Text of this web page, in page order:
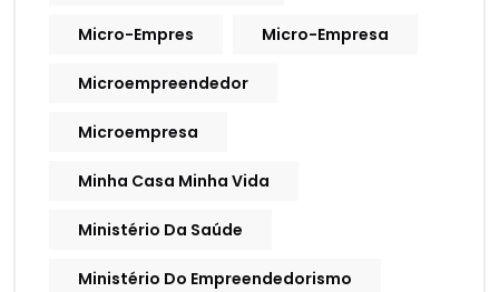
Micro-Empres Micro-Empresa
Microempreendedor
Microempresa
Minha Casa Minha Vida
Ministério Da Saúde
Ministério Do Empreendedorismo